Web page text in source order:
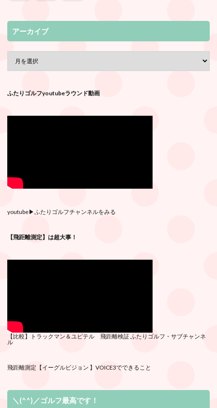
アーカイブ
ふたりゴルフyoutubeラウンド動画
youtube▶︎ふたりゴルフチャンネルをみる
【飛距離測定】は超大事！
【比較】トラックマン＆ユピテル 飛距離検証ふたりゴルフ・サブチ ャンネ
ル
飛距離測定 【イーグルビジョン 】VOICE3でできること
＼(^^)／ゴルフ最高です！